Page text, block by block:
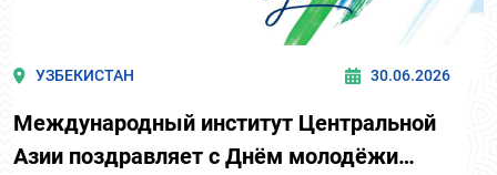
УЗБЕКИСТАН 30.06.2026
Международный институт Центральной
Азии поздравляет с Днём молодёжи